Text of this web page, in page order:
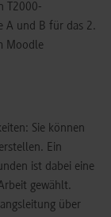
T2000-
A und B für das 2.
Moodle
Sie können
Ein
ist dabei eine
gewählt.
über